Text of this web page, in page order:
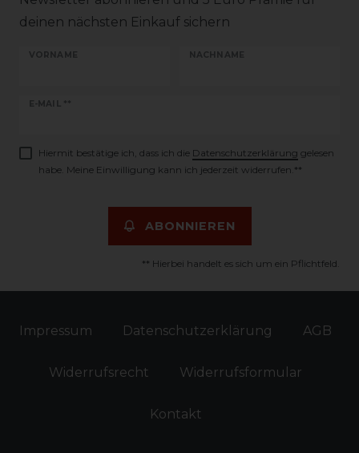
deinen nächsten Einkauf sichern
VORNAME NACHNAME
E-MAIL **
Newsletter
Hiermit bestätige ich, dass ich die Daten­schutz­erklärung gelesen
habe. Meine Einwilligung kann ich jederzeit widerrufen.**
ABONNIEREN
** Hierbei handelt es sich um ein Pflichtfeld.
Impressum Daten­schutz­erklärung AGB
Widerrufs­recht Widerrufs­formular
Kontakt